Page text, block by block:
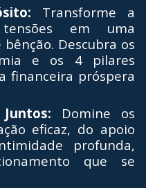
Transforme a
em uma
Descubra os
e os 4 pilares
financeira próspera
Domine os
eficaz, do apoio
profunda,
que se